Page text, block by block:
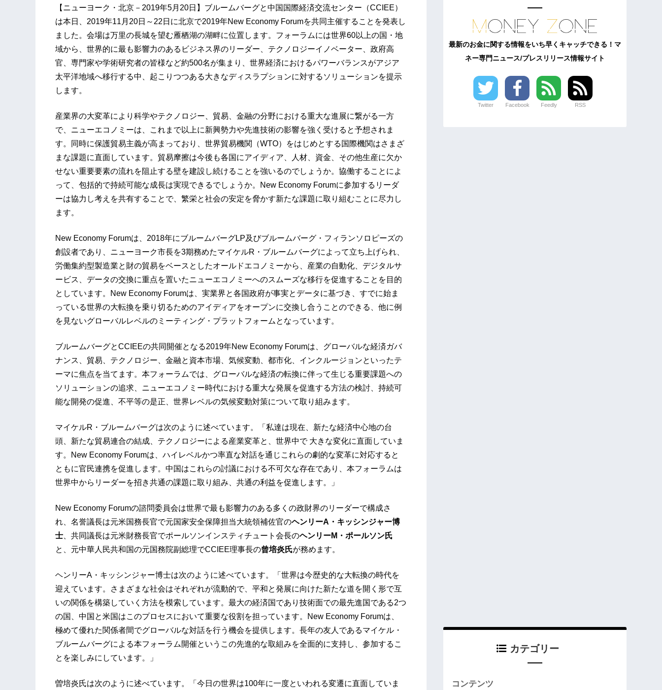
【ニューヨーク・北京－2019年5月20日】ブルームバーグと中国国際経済交流センター（CCIEE）
は本日、2019年11月20日～22日に北京で2019年New Economy Forumを共同主催することを発表し
ました。会場は万里の長城を望む雁栖湖の湖畔に位置します。フォーラムには世界60以上の国・地
域から、世界的に最も影響力のあるビジネス界のリーダー、テクノロジーイノベーター、政府高
官、専門家や学術研究者の皆様など約500名が集まり、世界経済におけるパワーバランスがアジア
太平洋地域へ移行する中、起こりつつある大きなディスラプションに対するソリューションを提示
します。
産業界の大変革により科学やテクノロジー、貿易、金融の分野における重大な進展に繋がる一方
で、ニューエコノミーは、これまで以上に新興勢力や先進技術の影響を強く受けると予想されま
す。同時に保護貿易主義が高まっており、世界貿易機関（WTO）をはじめとする国際機関はさまざ
まな課題に直面しています。貿易摩擦は今後も各国にアイディア、人材、資金、その他生産に欠か
せない重要要素の流れを阻止する壁を建設し続けることを強いるのでしょうか。協働することによ
って、包括的で持続可能な成長は実現できるでしょうか。New Economy Forumに参加するリーダ
ーは協力し考えを共有することで、繁栄と社会の安定を脅かす新たな課題に取り組むことに尽力し
ます。
New Economy Forumは、2018年にブルームバーグLP及びブルームバーグ・フィランソロピーズの
創設者であり、ニューヨーク市長を3期務めたマイケルR・ブルームバーグによって立ち上げられ、
労働集約型製造業と財の貿易をベースとしたオールドエコノミーから、産業の自動化、デジタルサ
ービス、データの交換に重点を置いたニューエコノミーへのスムーズな移行を促進することを目的
としています。New Economy Forumは、実業界と各国政府が事実とデータに基づき、すでに始ま
っている世界の大転換を乗り切るためのアイディアをオープンに交換し合うことのできる、他に例
を見ないグローバルレベルのミーティング・プラットフォームとなっています。
ブルームバーグとCCIEEの共同開催となる2019年New Economy Forumは、グローバルな経済ガバ
ナンス、貿易、テクノロジー、金融と資本市場、気候変動、都市化、インクルージョンといったテ
ーマに焦点を当てます。本フォーラムでは、グローバルな経済の転換に伴って生じる重要課題への
ソリューションの追求、ニューエコノミー時代における重大な発展を促進する方法の検討、持続可
能な開発の促進、不平等の是正、世界レベルの気候変動対策について取り組みます。
マイケルR・ブルームバーグは次のように述べています。「私達は現在、新たな経済中心地の台
頭、新たな貿易連合の結成、テクノロジーによる産業変革と、世界中で 大きな変化に直面していま
す。New Economy Forumは、ハイレベルかつ率直な対話を通じこれらの劇的な変革に対応すると
ともに官民連携を促進します。中国はこれらの討議における不可欠な存在であり、本フォーラムは
世界中からリーダーを招き共通の課題に取り組み、共通の利益を促進します。」
New Economy Forumの諮問委員会は世界で最も影響力のある多くの政財界のリーダーで構成さ
れ、名誉議長は元米国務長官で元国家安全保障担当大統領補佐官のヘンリーA・キッシンジャー博
士 、共同議長は元米財務長官でポールソンインスティチュート会長のヘンリーM・ポールソン氏
と、元中華人民共和国の元国務院副総理でCCIEE理事長の曾培炎氏が務めます。
ヘンリーA・キッシンジャー博士は次のように述べています。「世界は今歴史的な大転換の時代を
迎えています。さまざまな社会はそれぞれが流動的で、平和と発展に向けた新たな道を開く形で互
いの関係を構築していく方法を模索しています。最大の経済国であり技術面での最先進国である2つ
の国、中国と米国はこのプロセスにおいて重要な役割を担っています。New Economy Forumは、
極めて優れた関係者間でグローバルな対話を行う機会を提供します。長年の友人であるマイケル・
ブルームバーグによる本フォーラム開催というこの先進的な取組みを全面的に支持し、参加するこ
とを楽しみにしています。」
曽培炎氏は次のように述べています。「今日の世界は100年に一度といわれる変遷に直面していま
最新のお金に関する情報をいち早くキャッチできる！マ
ネー専門ニュース/プレスリリース情報サイト
Twitter Facebook Feedly RSS
カテゴリー
コンテンツ